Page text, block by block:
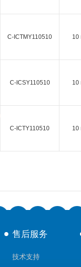
C-ICTMY110510 10
C-ICSY110510 10
C-ICTY110510 10
售后服务
技术支持